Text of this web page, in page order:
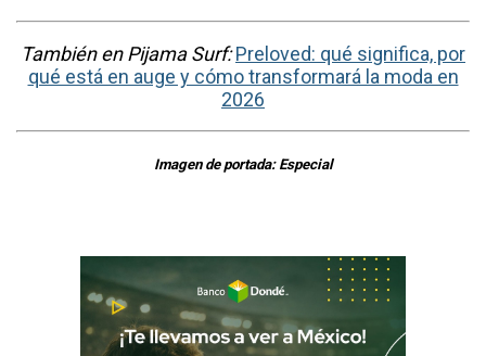
También en Pijama Surf: Preloved: qué significa, por
qué está en auge y cómo transformará la moda en
2026
Imagen de portada: Especial